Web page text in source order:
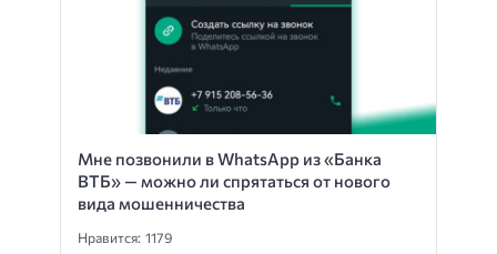
Мне позвонили в WhatsApp из «Банка
ВТБ» — можно ли спрятаться от нового
вида мошенничества
Нравится: 1179